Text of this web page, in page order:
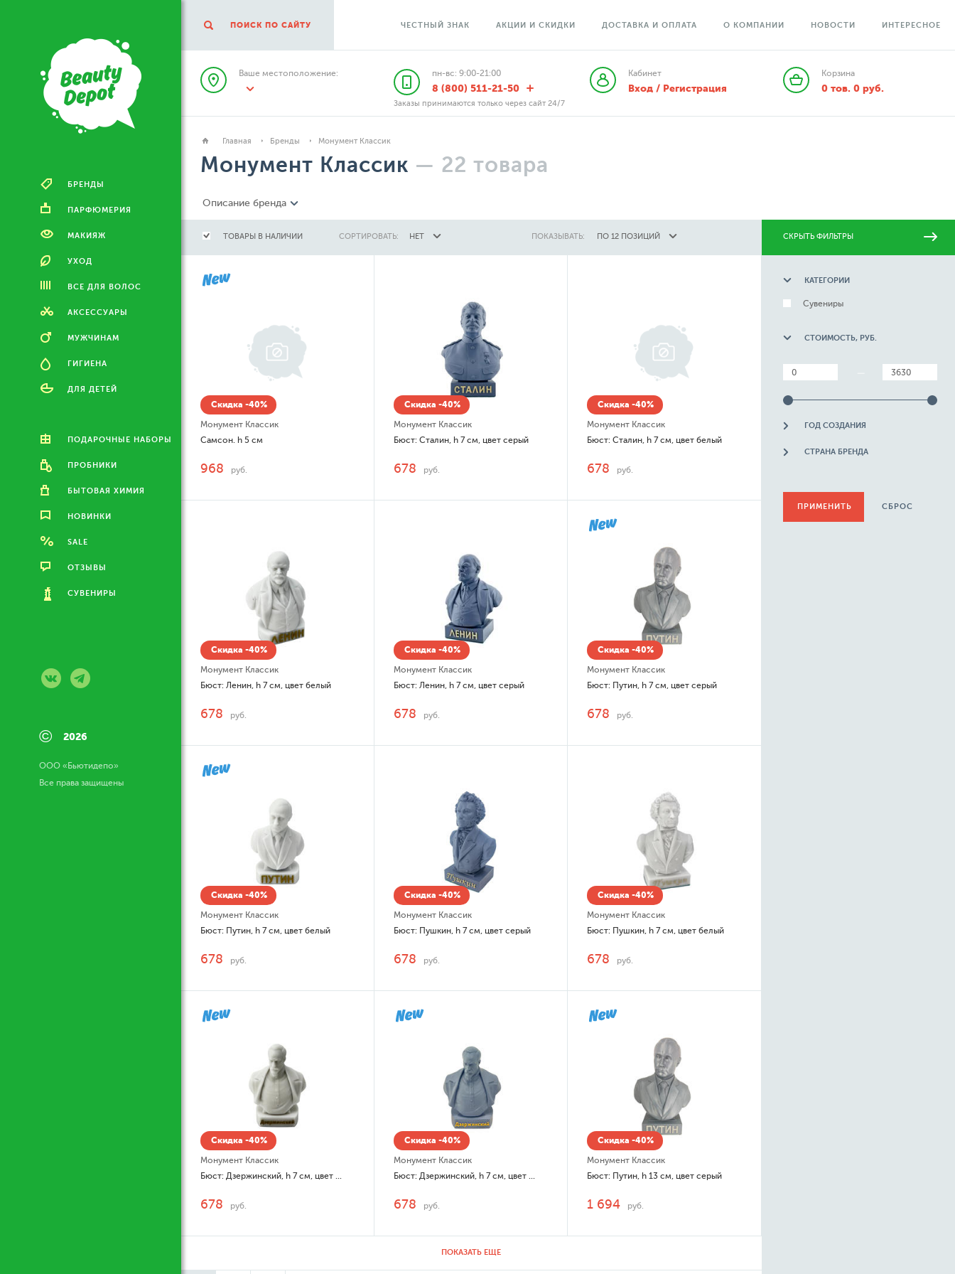
БРЕНДЫ
ПАРФЮМЕРИЯ
МАКИЯЖ
УХОД
ВСЕ ДЛЯ ВОЛОС
АКСЕССУАРЫ
МУЖЧИНАМ
ГИГИЕНА
ДЛЯ ДЕТЕЙ
ПОДАРОЧНЫЕ НАБОРЫ
ПРОБНИКИ
БЫТОВАЯ ХИМИЯ
НОВИНКИ
SALE
ОТЗЫВЫ
СУВЕНИРЫ
© 2026
ООО «Бьютидепо»
Все права защищены
ПОИСК ПО САЙТУ ЧЕСТНЫЙ ЗНАК АКЦИИ И СКИДКИ ДОСТАВКА И ОПЛАТА О КОМПАНИИ НОВОСТИ ИНТЕРЕСНОЕ
Ваше местоположение: пн-вс: 9:00-21:00
8 (800) 511-21-50
Заказы принимаются только через сайт 24/7
Кабинет
Вход / Регистрация
Корзина
0 тов. 0руб.
Главная Бренды Монумент Классик
Монумент Классик — 22 товара
Описание бренда
ТОВАРЫ В НАЛИЧИИ СОРТИРОВАТЬ: НЕТ ПОКАЗЫВАТЬ: ПО 12 ПОЗИЦИЙ СКРЫТЬ ФИЛЬТРЫ
Скидка -40%
Монумент Классик
Самсон. h 5 см
968 руб.
Скидка -40%
Монумент Классик
Бюст: Сталин, h 7 см, цвет серый
678 руб.
Скидка -40%
Монумент Классик
Бюст: Сталин, h 7 см, цвет белый
678 руб.
Скидка -40%
Монумент Классик
Бюст: Ленин, h 7 см, цвет белый
678 руб.
Скидка -40%
Монумент Классик
Бюст: Ленин, h 7 см, цвет серый
678 руб.
Скидка -40%
Монумент Классик
Бюст: Путин, h 7 см, цвет серый
678 руб.
Скидка -40%
Монумент Классик
Бюст: Путин, h 7 см, цвет белый
678 руб.
Скидка -40%
Монумент Классик
Бюст: Пушкин, h 7 см, цвет серый
678 руб.
Скидка -40%
Монумент Классик
Бюст: Пушкин, h 7 см, цвет белый
678 руб.
Скидка -40%
Монумент Классик
Бюст: Дзержинский, h 7 см, цвет белый
678 руб.
Скидка -40%
Монумент Классик
Бюст: Дзержинский, h 7 см, цвет серый
678 руб.
Скидка -40%
Монумент Классик
Бюст: Путин, h 13 см, цвет серый
1 694 руб.
ПОКАЗАТЬ ЕЩЕ
КАТЕГОРИИ
Сувениры
СТОИМОСТЬ, РУБ.
ГОД СОЗДАНИЯ
СТРАНА БРЕНДА
СБРОС